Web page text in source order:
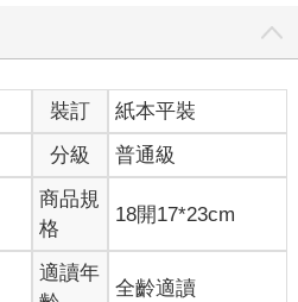
裝訂
紙本平裝
分級 普通級
商品規
格
18開17*23cm
適讀年
全齡適讀